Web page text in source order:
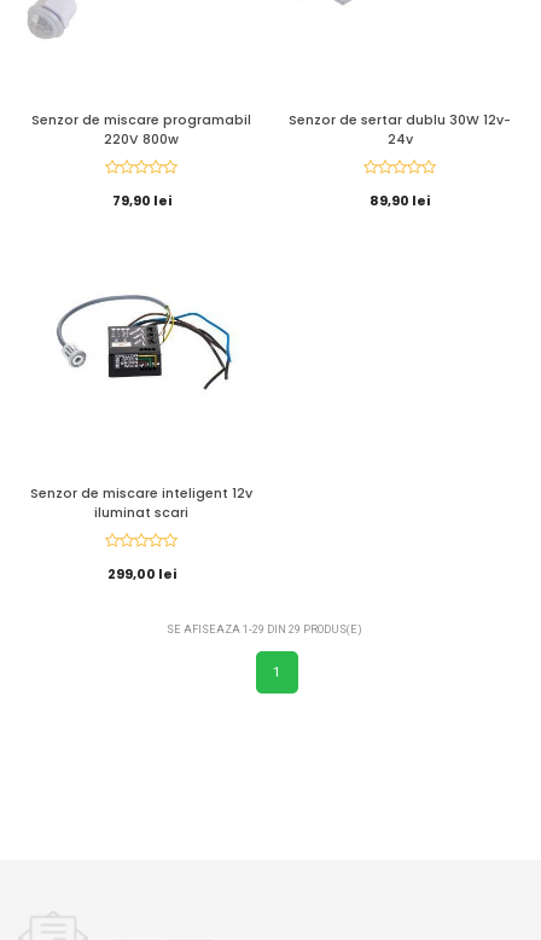
Senzor de miscare programabil
220V 800w
79,90 lei
Senzor de sertar dublu 30W 12v-
24v
89,90 lei
Senzor de miscare inteligent 12v
iluminat scari
299,00 lei
SE AFISEAZA 1-29 DIN 29 PRODUS(E)
1